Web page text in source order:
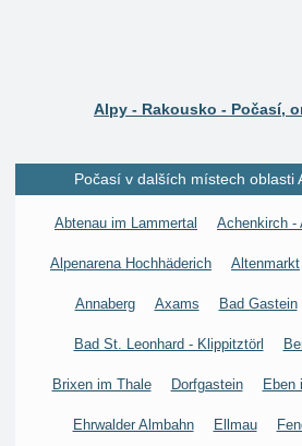
Alpy - Rakousko - Počasí,
Počasí v dalších místech oblasti
Abtenau im Lammertal Achenkirch -
Alpenarena Hochhäderich Altenmarkt
Annaberg Axams Bad Gastein
Bad St. Leonhard - Klippitztörl
Brixen im Thale Dorfgastein Eben
Ehrwalder Almbahn Ellmau